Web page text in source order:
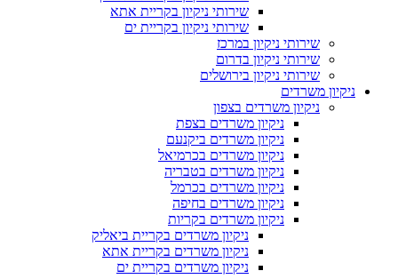
שירותי ניקיון בקריית אתא
שירותי ניקיון בקריית ים
שירותי ניקיון במרכז
שירותי ניקיון בדרום
שירותי ניקיון בירושלים
ניקיון משרדים
ניקיון משרדים בצפון
ניקיון משרדים בצפת
ניקיון משרדים ביקנעם
ניקיון משרדים בכרמיאל
ניקיון משרדים בטבריה
ניקיון משרדים בכרמל
ניקיון משרדים בחיפה
ניקיון משרדים בקריות
ניקיון משרדים בקריית ביאליק
ניקיון משרדים בקריית אתא
ניקיון משרדים בקריית ים